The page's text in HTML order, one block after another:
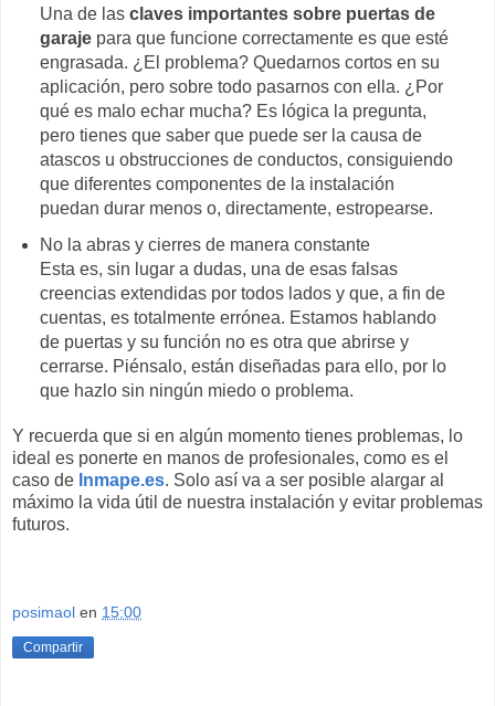
Una de las claves importantes sobre puertas de
garajepara que funcione correctamente es que esté
engrasada. ¿El problema? Quedarnos cortos en su
aplicación, pero sobre todo pasarnos con ella. ¿Por
qué es malo echar mucha? Es lógica la pregunta,
pero tienes que saber que puede ser la causa de
atascos u obstrucciones de conductos, consiguiendo
que diferentes componentes de la instalación
puedan durar menos o, directamente, estropearse.
No la abras y cierres de manera constante
Esta es, sin lugar a dudas, una de esas falsas
creencias extendidas por todos lados y que, a fin de
cuentas, es totalmente errónea. Estamos hablando
de puertas y su función no es otra que abrirse y
cerrarse. Piénsalo, están diseñadas para ello, por lo
que hazlo sin ningún miedo o problema.
Y recuerda que si en algún momento tienes problemas, lo
ideal es ponerte en manos de profesionales, como es el
caso de Inmape.es. Solo así va a ser posible alargar al
máximo la vida útil de nuestra instalación y evitar problemas
futuros.
posimaol en 15:00
Compartir